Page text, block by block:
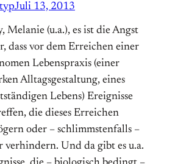
Juli 13, 2013
Melanie (u.a.), es ist die Angst
dass vor dem Erreichen einer
Lebenspraxis (einer
Alltagsgestaltung, eines
Lebens) Ereignisse
die dieses Erreichen
oder – schlimmstenfalls –
verhindern. Und da gibt es u.a.